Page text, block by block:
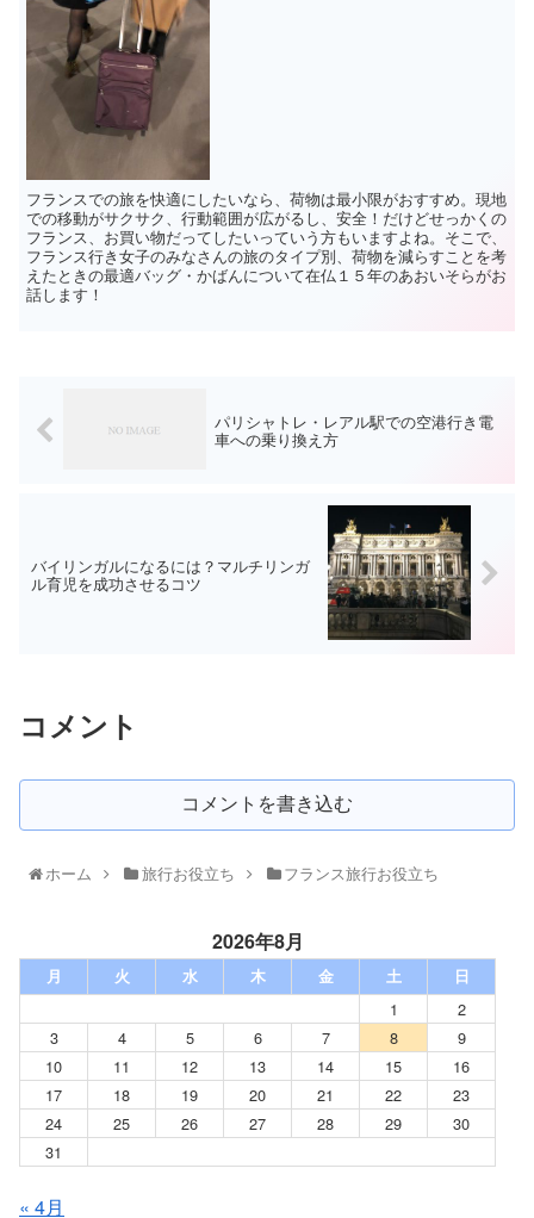
フランスでの旅を快適にしたいなら、荷物は最小限がおすすめ。現地
での移動がサクサク、行動範囲が広がるし、安全！だけどせっかくの
フランス、お買い物だってしたいっていう方もいますよね。そこで、
フランス行き女子のみなさんの旅のタイプ別、荷物を減らすことを考
えたときの最適バッグ・かばんについて在仏１５年のあおいそらがお
話します！
パリシャトレ・レアル駅での空港行き電
車への乗り換え方
バイリンガルになるには？マルチリンガ
ル育児を成功させるコツ
コメント
コメントを書き込む
ホーム 旅行お役立ち フランス旅行お役立ち
2026年8月
月 火 水 木 金 土 日
1
2
3
4 5 6 7 8
9
10
11 12 13 14 15
16
17
18 19 20 21 22
23
24
25 26 27 28 29
30
31
« 4月